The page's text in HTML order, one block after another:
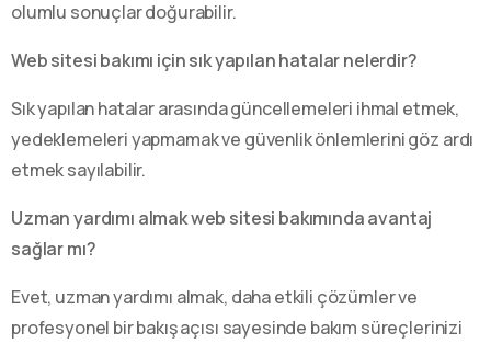
olumlu sonuçlar doğurabilir.
Web sitesi bakımı için sık yapılan hatalar nelerdir?
Sık yapılan hatalar arasında güncellemeleri ihmal etmek,
yedeklemeleri yapmamak ve güvenlik önlemlerini göz ardı
etmek sayılabilir.
Uzman yardımı almak web sitesi bakımında avantaj
sağlar mı?
Evet, uzman yardımı almak, daha etkili çözümler ve
profesyonel bir bakış açısı sayesinde bakım süreçlerinizi